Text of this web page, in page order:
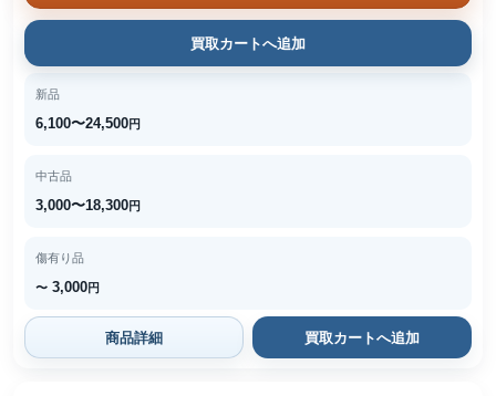
買取カートへ追加
新品
6,100〜24,500円
中古品
3,000〜18,300円
傷有り品
〜 3,000円
商品詳細 買取カートへ追加